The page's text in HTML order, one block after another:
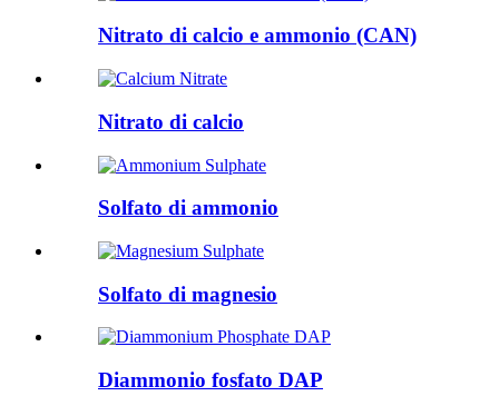
Nitrato di calcio e ammonio (CAN)
Nitrato di calcio
Solfato di ammonio
Solfato di magnesio
Diammonio fosfato DAP